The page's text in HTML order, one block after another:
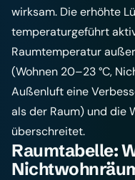
wirksam. Die erhöhte
temperaturgeführt
Raumtemperatur
(Wohnen 20–23 °C,
Außenluft eine
als der Raum) und die
überschreitet.
Raumtabelle: